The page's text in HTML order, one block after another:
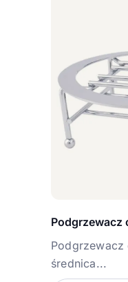
Podgrzewacz
średnica...